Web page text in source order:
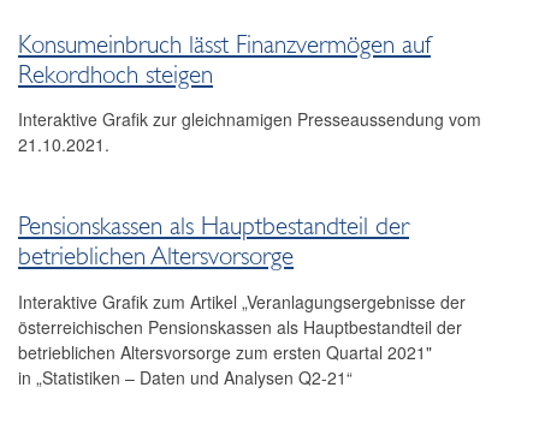
Konsumeinbruch lässt Finanzvermögen auf
Rekordhoch steigen
Interaktive Grafik zur gleichnamigen Presseaussendung vom
21.10.2021.
Pensionskassen als Hauptbestandteil der
betrieblichen Altersvorsorge
Interaktive Grafik zum Artikel „Veranlagungsergebnisse der
österreichischen Pensionskassen als Hauptbestandteil der
betrieblichen Altersvorsorge zum ersten Quartal 2021"
in „Statistiken – Daten und Analysen Q2-21“